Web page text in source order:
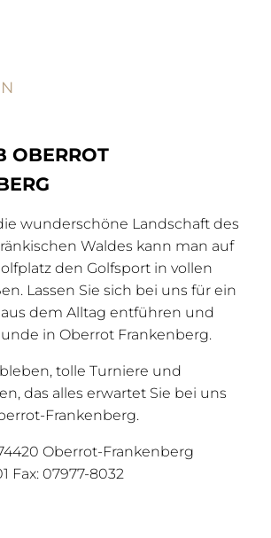
OBERROT
wunderschöne Landschaft des
Waldes kann man auf
den Golfsport in vollen
Lassen Sie sich bei uns für ein
dem Alltag entführen und
in Oberrot Frankenberg.
tolle Turniere und
das alles erwartet Sie bei uns
Frankenberg.
Oberrot-Frankenberg
Fax: 07977-8032